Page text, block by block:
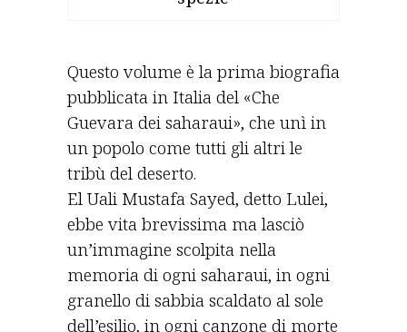
Questo volume è la prima biografia
pubblicata in Italia del «Che
Guevara dei saharaui», che unì in
un popolo come tutti gli altri le
tribù del deserto.
El Uali Mustafa Sayed, detto Lulei,
ebbe vita brevissima ma lasciò
un’immagine scolpita nella
memoria di ogni saharaui, in ogni
granello di sabbia scaldato al sole
dell’esilio, in ogni canzone di morte